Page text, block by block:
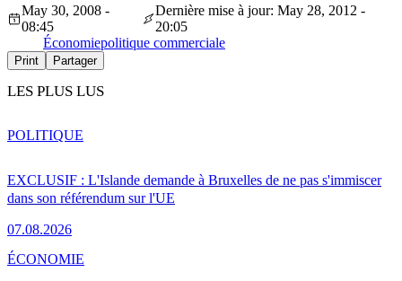
May 30, 2008 -
08:45
Dernière mise à jour: May 28, 2012 -
20:05
Économiepolitique commerciale
Print Partager
LES PLUS LUS
EXCLUSIF : L'Islande demande à Bruxelles de ne pas s'immiscer
dans son référendum sur l'UE
07.08.2026
POLITIQUE
ÉCONOMIE